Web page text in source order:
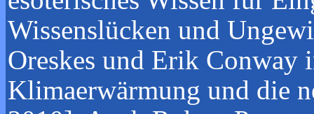
Wissenslücken und
Oreskes und Erik Conway
Klimaerwärmung und die